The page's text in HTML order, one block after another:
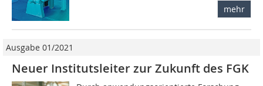
mehr
Ausgabe 01/2021
Neuer Institutsleiter zur Zukunft des FGK